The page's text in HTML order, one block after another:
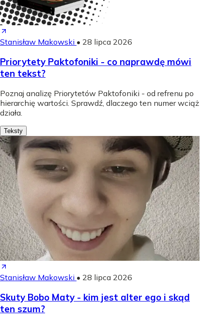
Stanisław Makowski • 28 lipca 2026
Priorytety Paktofoniki - co naprawdę mówi
ten tekst?
Poznaj analizę Priorytetów Paktofoniki - od refrenu po
hierarchię wartości. Sprawdź, dlaczego ten numer wciąż
działa.
Teksty
Stanisław Makowski • 28 lipca 2026
Skuty Bobo Maty - kim jest alter ego i skąd
ten szum?